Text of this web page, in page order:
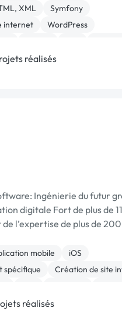
XML
Symfony
internet
WordPress
réalisés
Ingénierie du futur
de plus de 11 ans
l’expertise de plus de 200
mobile
iOS
spécifique
Création de site
réalisés